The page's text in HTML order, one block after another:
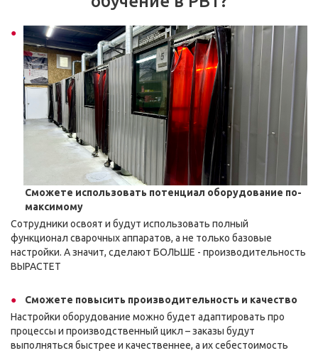
Сможете использовать потенциал оборудование по-
максимому
Сотрудники освоят и будут использовать полный
функционал сварочных аппаратов, а не только базовые
настройки. А значит, сделают БОЛЬШЕ - производительность
ВЫРАСТЕТ
Сможете повысить производительность и качество
Настройки оборудование можно будет адаптировать про
процессы и производственный цикл – заказы будут
выполняться быстрее и качественнее, а их себестоимость